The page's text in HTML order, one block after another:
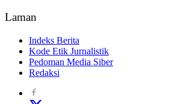
Laman
Indeks Berita
Kode Etik Jurnalistik
Pedoman Media Siber
Redaksi